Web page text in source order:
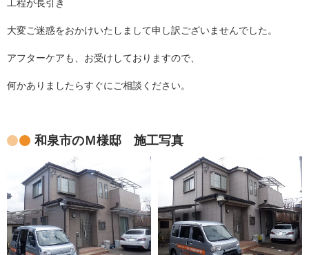
工程が長引き
大変ご迷惑をおかけいたしまして申し訳ございませんでした。
アフターケアも、お受けしておりますので、
何かありましたらすぐにご相談ください。
和泉市のＭ様邸 施工写真